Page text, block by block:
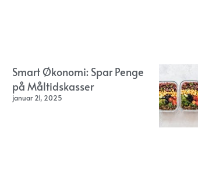
Smart Økonomi: Spar Penge
på Måltidskasser
januar 21, 2025